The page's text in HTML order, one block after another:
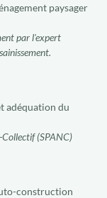
paysager
par l'expert
adéquation du
Collectif (SPANC)
construction